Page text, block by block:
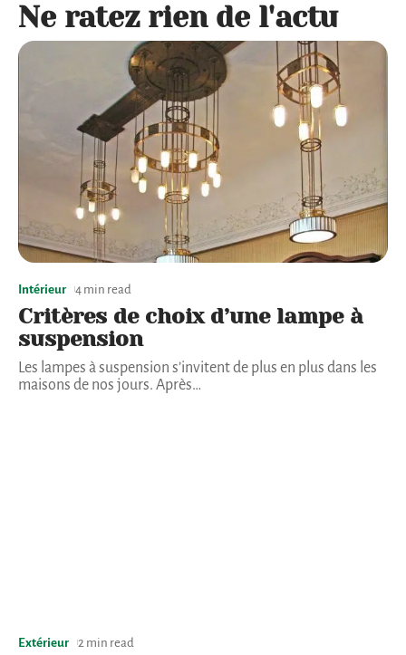
Ne ratez rien de l'actu
Intérieur 4 min read
Critères de choix d’une lampe à
suspension
Les lampes à suspension s’invitent de plus en plus dans les
maisons de nos jours. Après…
Extérieur 2 min read